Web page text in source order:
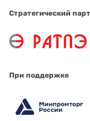
Стратегический
При поддержке